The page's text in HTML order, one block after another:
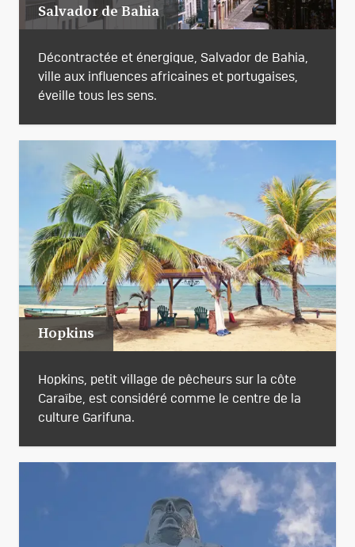
Salvador de Bahia
Décontractée et énergique, Salvador de Bahia,
ville aux influences africaines et portugaises,
éveille tous les sens.
Hopkins
Hopkins, petit village de pêcheurs sur la côte
Caraïbe, est considéré comme le centre de la
culture Garifuna.